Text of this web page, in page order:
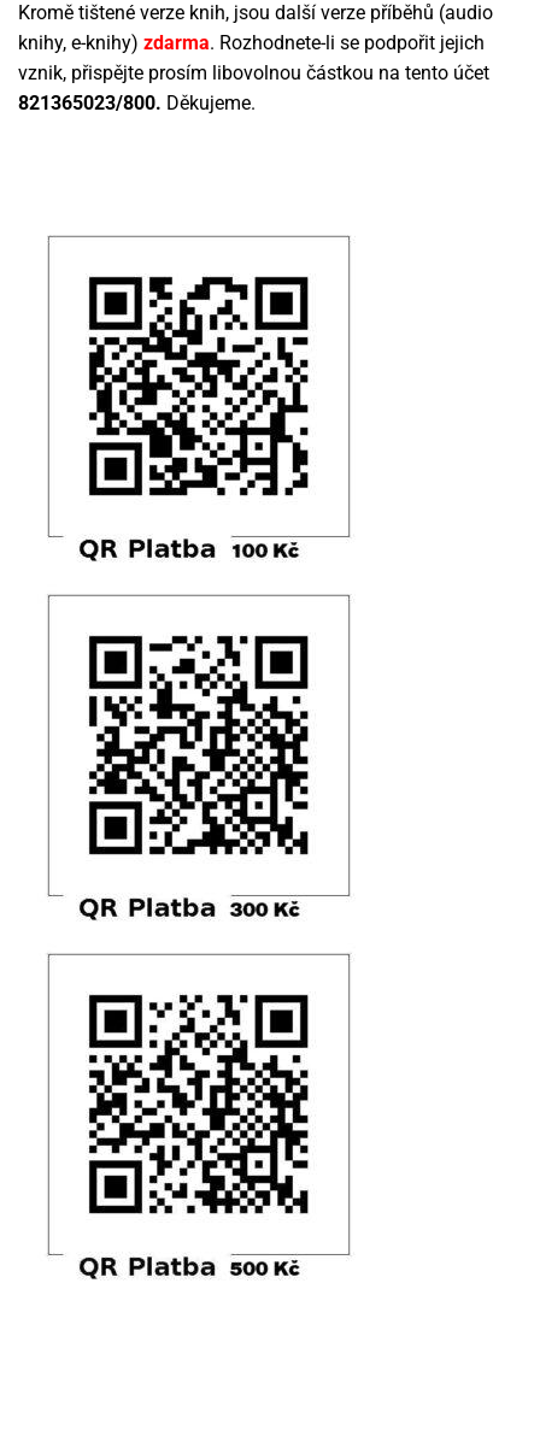
Kromě tištené verze knih, jsou další verze příběhů (audio
knihy, e-knihy) zdarma. Rozhodnete-li se podpořit jejich
vznik, přispějte prosím libovolnou částkou na tento účet
821365023/800. Děkujeme.